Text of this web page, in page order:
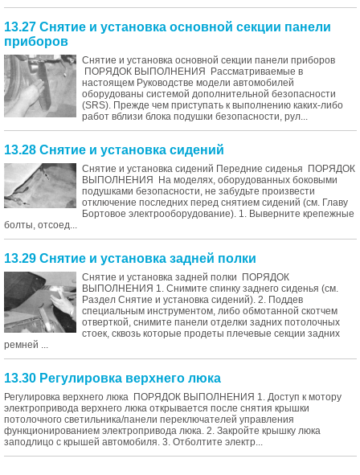
13.27 Снятие и установка основной секции панели
приборов
Снятие и установка основной секции панели приборов
ПОРЯДОК ВЫПОЛНЕНИЯ Рассматриваемые в
настоящем Руководстве модели автомобилей
оборудованы системой дополнительной безопасности
(SRS). Прежде чем приступать к выполнению каких-либо
работ вблизи блока подушки безопасности, рул...
13.28 Снятие и установка сидений
Снятие и установка сидений Передние сиденья ПОРЯДОК
ВЫПОЛНЕНИЯ На моделях, оборудованных боковыми
подушками безопасности, не забудьте произвести
отключение последних перед снятием сидений (см. Главу
Бортовое электрооборудование). 1. Выверните крепежные
болты, отсоед...
13.29 Снятие и установка задней полки
Снятие и установка задней полки ПОРЯДОК
ВЫПОЛНЕНИЯ 1. Снимите спинку заднего сиденья (см.
Раздел Снятие и установка сидений). 2. Поддев
специальным инструментом, либо обмотанной скотчем
отверткой, снимите панели отделки задних потолочных
стоек, сквозь которые продеты плечевые секции задних
ремней ...
13.30 Регулировка верхнего люка
Регулировка верхнего люка ПОРЯДОК ВЫПОЛНЕНИЯ 1. Доступ к мотору
электропривода верхнего люка открывается после снятия крышки
потолочного светильника/панели переключателей управления
функционированием электропривода люка. 2. Закройте крышку люка
заподлицо с крышей автомобиля. 3. Отболтите электр...